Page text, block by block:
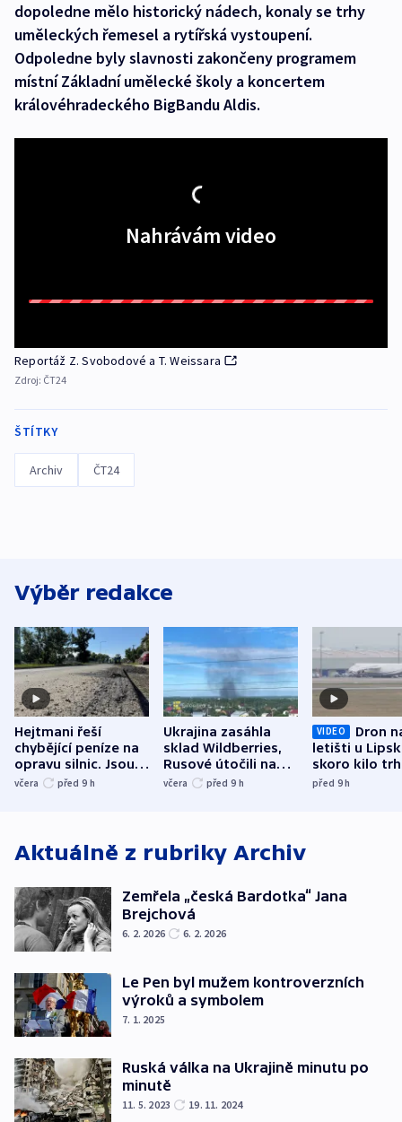
dopoledne mělo historický nádech, konaly se trhy
uměleckých řemesel a rytířská vystoupení.
Odpoledne byly slavnosti zakončeny programem
místní Základní umělecké školy a koncertem
královéhradeckého BigBandu Aldis.
Nahrávám video
Reportáž Z. Svobodové a T. Weissara
Zdroj: ČT24
ŠTÍTKY
Archiv ČT24
Výběr redakce
Hejtmani řeší
chybějící peníze na
opravu silnic. Jsou
nenárokové, namítá
včera před 9 h
Ukrajina zasáhla
sklad Wildberries,
Rusové útočili na
trh, hasiče či
včera před 9 h
VIDEO
Dron
letišti u
skoro kilo
indicie
před 9h
Aktuálně z rubriky Archiv
Zemřela „česká Bardotka“ Jana
Brejchová
6. 2. 2026 6. 2. 2026
Le Pen byl mužem kontroverzních
výroků a symbolem
7. 1. 2025
Ruská válka na Ukrajině minutu po
minutě
11. 5. 2023 19. 11. 2024